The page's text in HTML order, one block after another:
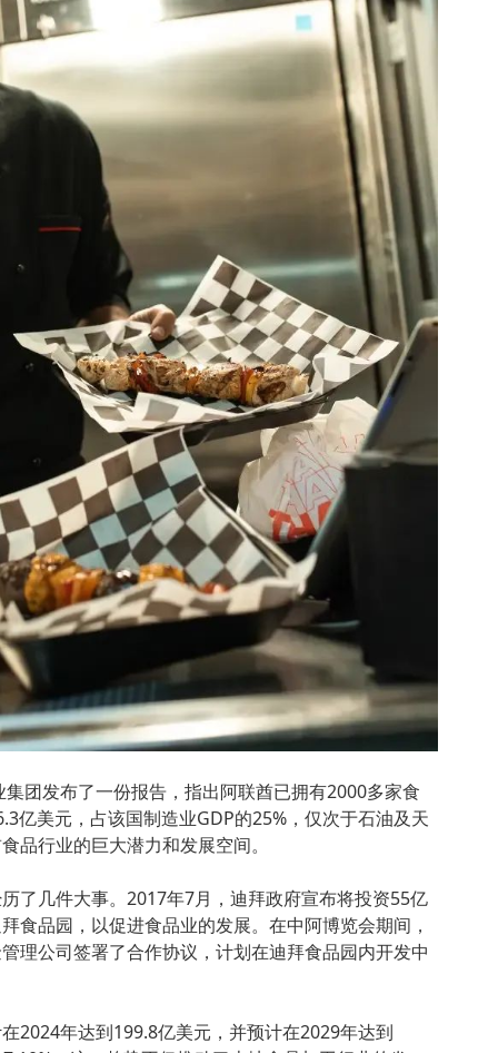
团发布了一份报告，指出阿联酋已拥有2000多家食
亿美元，占该国制造业GDP的25%，仅次于石油及天
品行业的巨大潜力和发展空间。
了几件大事。2017年7月，迪拜政府宣布将投资55亿
食品园，以促进食品业的发展。在中阿博览会期间，
理公司签署了合作协议，计划在迪拜食品园内开发中
2024年达到199.8亿美元，并预计在2029年达到